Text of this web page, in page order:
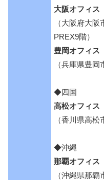
大阪オフィス
（大阪府大
PREX9階）
豊岡オフィス
（兵庫県豊
◆四国
高松オフィス
（香川県高
◆沖縄
那覇オフィス
（沖縄県那